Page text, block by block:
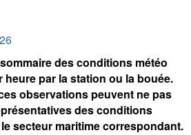
des conditions météo
par la station ou la bouée.
observations peuvent ne pas
des conditions
secteur maritime correspondant.